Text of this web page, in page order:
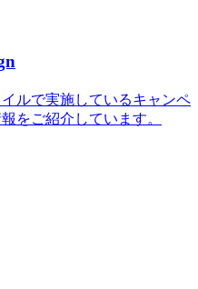
ルで実施しているキャンペ
をご紹介しています。